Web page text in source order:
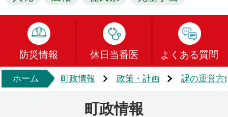
防災情報 休日当番医 よくある質問
ホーム 町政情報 政策・計画 課の運営方
町政情報